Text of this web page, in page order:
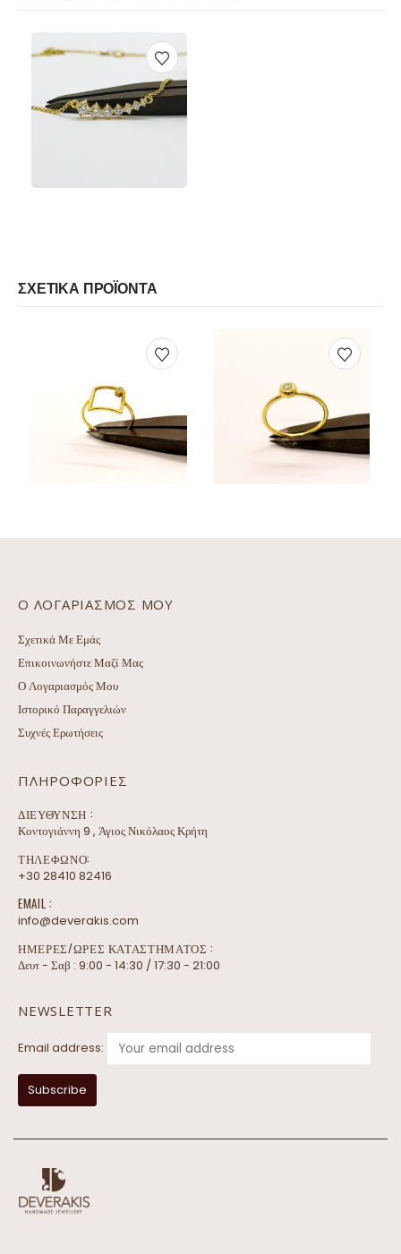
ΣΧΕΤΙΚΆ ΠΡΟΪΌΝΤΑ
190.00
Αυτό το προϊόν έχει πολλαπλές παραλλαγές. Οι επιλογές μπορούν να επιλεγούν στη σελίδα του προϊόντος
430.00
Αυτό το προϊόν έχει πολλαπλές παραλλαγές. Οι επιλογές μπορούν να επιλεγούν στη σελίδα του προϊόντος
Ο ΛΟΓΑΡΙΑΣΜΌΣ ΜΟΥ
Σχετικά Με Εμάς
Επικοινωνήστε Μαζί Μας
Ο Λογαριασμός Μου
Ιστορικό Παραγγελιών
Συχνές Ερωτήσεις
ΠΛΗΡΟΦΟΡΊΕΣ
ΔΙΕΎΘΥΝΣΗ :
Κοντογιάννη 9 , Άγιος Νικόλαος Κρήτη
ΤΗΛΕΦΩΝΟ:
+30 28410 82416
EMAIL :
info@deverakis.com
ΗΜΕΡΕΣ/ΩΡΕΣ ΚΑΤΑΣΤΗΜΑΤΟΣ :
Δευτ - Σαβ : 9:00 - 14:30 / 17:30 - 21:00
NEWSLETTER
Email address: